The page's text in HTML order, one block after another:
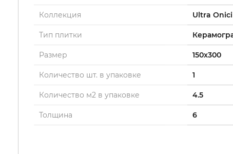
Коллекция Ultra Onici
Тип плитки
Размер 150x300
Количество шт. в упаковке 1
Количество м2 в упаковке 4.5
Толщина 6